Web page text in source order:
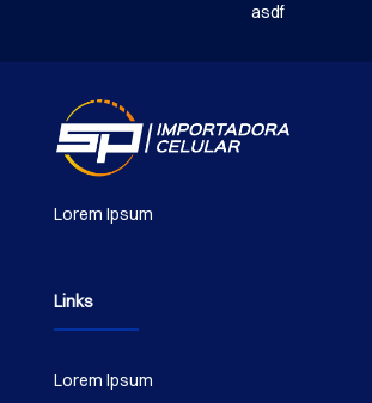
asdf
Lorem Ipsum
Links
Lorem Ipsum